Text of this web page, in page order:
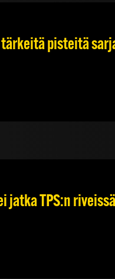
tärkeitä pisteitä
jatka TPS:n